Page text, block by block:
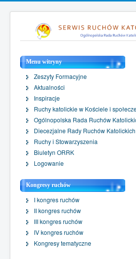
Menu witryny
Zeszyty Formacyjne
Aktualności
Inspiracje
Ruchy katolickie w Kościele i
Ogólnopolska Rada Ruchów
Diecezjalne Rady Ruchów Katolickich
Ruchy i Stowarzyszenia
Biuletyn ORRK
Logowanie
Kongresy ruchów
I kongres ruchów
II kongres ruchów
III kongres ruchów
IV kongres ruchów
Kongresy tematyczne